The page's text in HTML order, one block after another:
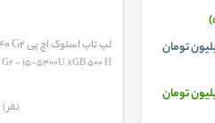
لپ تاپ استوک اچ پی HP EliteBook 840 G2
- i5-5300U 8GB 500 H...
1 نفر
استوک تا 5 میلیون تومان
استوک تا 10 میلیون تومان